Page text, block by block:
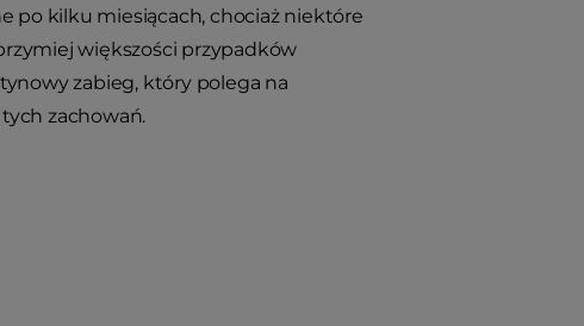
po kilku miesiącach, chociaż niektóre
większości przypadków
zabieg, który polega na
zachowań.